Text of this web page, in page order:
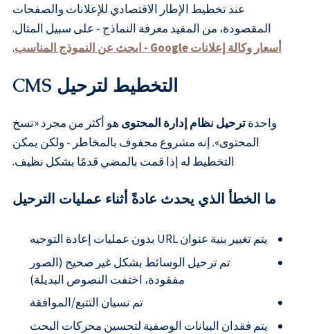
عند تخطيط الإطار الاقتصادي للإعلانات والصفحات
المقصودة، من المفيد معرفة النماذج - على سبيل المثال.
أسعار وكالة إعلانات Google - ابحث عن النموذج المناسب
.
التخطيط لترحيل CMS
واحدةترحيل نظام إدارة المحتوى هو أكثر من مجرد «نسخ
المحتوى». إنه مشروع محفوف بالمخاطر - ولكن يمكن
التخطيط له إذا قمت بالمضي قدمًا بشكل نظيف.
ما الخطأ الذي يحدث عادةً أثناء عمليات الترحيل
يتم تغيير بنية عنوان URL بدون عمليات إعادة التوجيه
تم ترحيل الوسائط بشكل غير صحيح (الصور
مفقودة، اختفت النصوص البديلة)
تم نسيان التتبع/الموافقة
يتم فقدان البيانات الوصفية لتحسين محركات البحث